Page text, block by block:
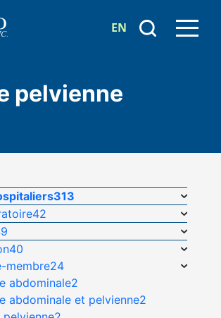
EN
pelvienne
313
42
40
membre24
abdominale2
abdominale et pelvienne2